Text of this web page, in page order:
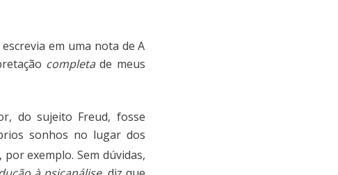
em uma nota de A
completa de meus
do sujeito Freud, fosse
sonhos no lugar dos
exemplo. Sem dúvidas,